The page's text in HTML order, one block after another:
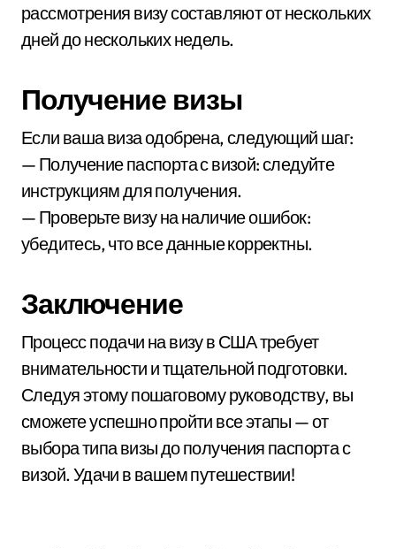
рассмотрения визу составляют от нескольких
дней до нескольких недель.
Получение визы
Если ваша виза одобрена, следующий шаг:
— Получение паспорта с визой: следуйте
инструкциям для получения.
— Проверьте визу на наличие ошибок:
убедитесь, что все данные корректны.
Заключение
Процесс подачи на визу в США требует
внимательности и тщательной подготовки.
Следуя этому пошаговому руководству, вы
сможете успешно пройти все этапы — от
выбора типа визы до получения паспорта с
визой. Удачи в вашем путешествии!